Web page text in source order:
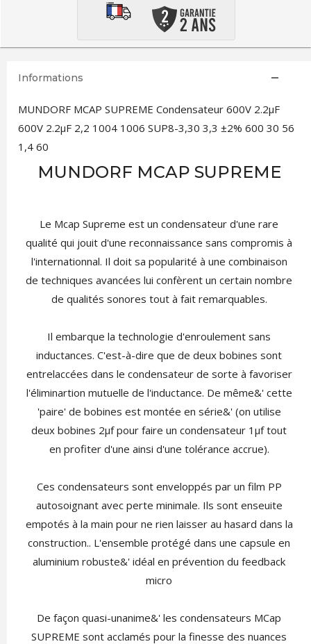
Informations
MUNDORF MCAP SUPREME Condensateur 600V 2.2µF
600V 2.2µF 2,2 1004 1006 SUP8-3,30 3,3 ±2% 600 30 56
1,4 60
MUNDORF MCAP SUPREME
Le Mcap Supreme est un condensateur d'une rare
qualité qui jouit d'une reconnaissance sans compromis à
l'internationnal. Il doit sa popularité à une combinaison
de techniques avancées lui confèrent un certain nombre
de qualités sonores tout à fait remarquables.
Il embarque la technologie d'enroulement sans
inductances. C'est-à-dire que de deux bobines sont
entrelaccées dans le condensateur de sorte à favoriser
l'éliminartion mutuelle de l'inductance. De même&' cette
'paire' de bobines est montée en série&' (on utilise
deux bobines 2µf pour faire un condensateur 1µf tout
en profiter d'une ainsi d'une tolérance accrue).
Ces condensateurs sont enveloppés par un film PP
autosoignant avec perte minimale. Ils sont enseuite
empotés à la main pour ne rien laisser au hasard dans la
construction.. L'ensemble protégé dans une capsule en
aluminium robuste&' idéal en prévention du feedback
micro
De façon quasi-unanime&' les condensateurs MCap
SUPREME sont acclamés pour la finesse des nuances